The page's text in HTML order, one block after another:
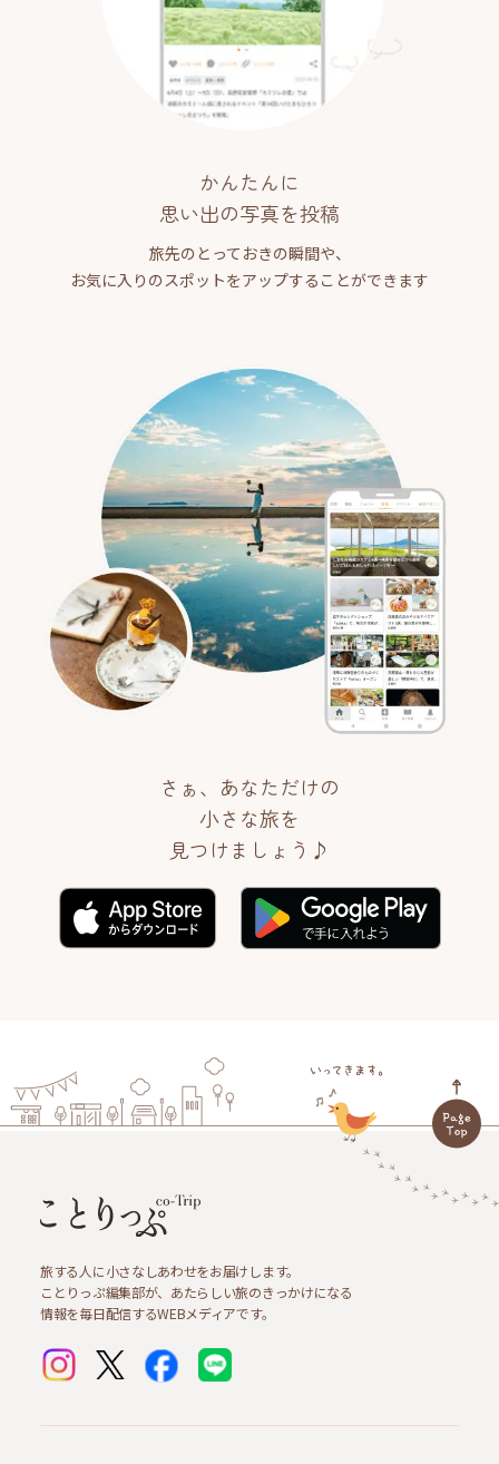
かんたんに
思い出の写真を投稿
旅先のとっておきの瞬間や、
お気に入りのスポットをアップすることができます
さぁ、あなただけの
小さな旅を
見つけましょう♪
旅する人に小さなしあわせをお届けします。
ことりっぷ編集部が、あたらしい旅のきっかけになる
情報を毎日配信するWEBメディアです。